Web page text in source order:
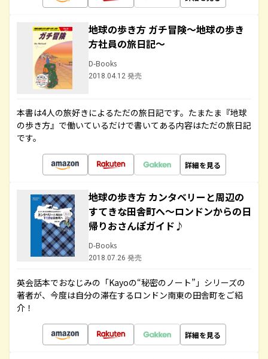
地球の歩き方 ガチ冒険～地球の歩き
方社員の旅日記～
D-Books
2018.04.12 発売
本書は4人の旅好きによるただの旅日記です。たまたま『地球
の歩き方』で働いているだけで書いてある内容はただの旅日記
です。
詳細を見る
地球の歩き方 カンタベリーと周辺の
すてきな田舎町へ～ロンドンからの日
帰りおさんぽガイド♪
D-Books
2018.07.26 発売
英会話本でおなじみの「Kayoの“秘密のノート”」シリーズの
著者が、今度は自分の滞在するロンドン南東の田舎町をご紹
介！
詳細を見る